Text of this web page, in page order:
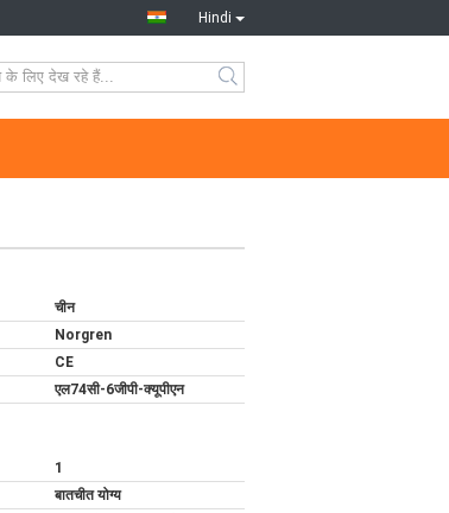
Hindi
चीन
Norgren
CE
एल74सी-6जीपी-क्यूपीएन
1
बातचीत योग्य